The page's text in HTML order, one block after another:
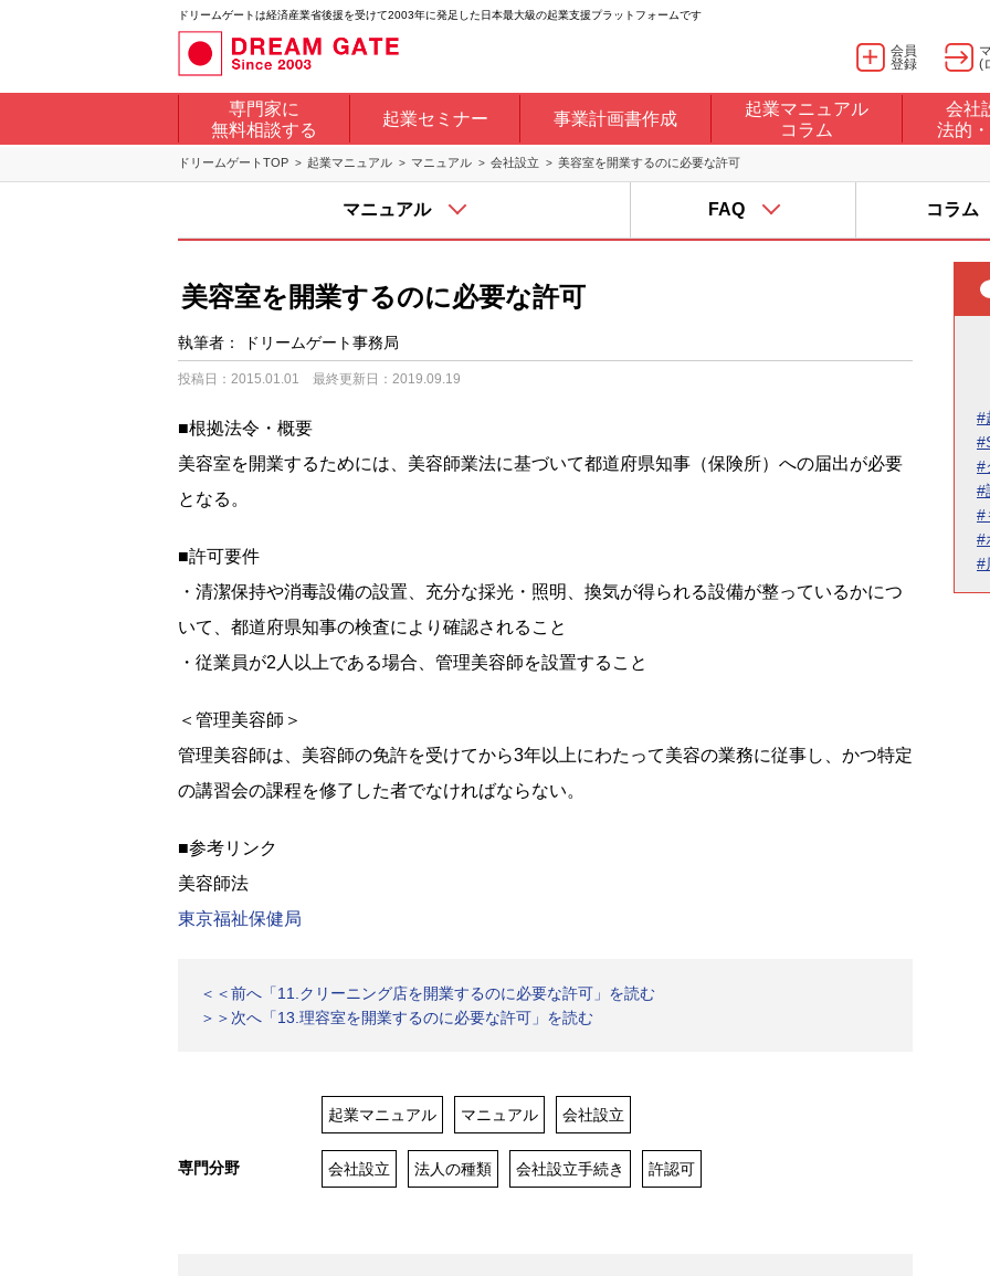
ドリームゲートは経済産業省後援を受けて2003年に発足した日本最大級の起業支援プラットフォームです
会員
登録
(
専門家に
無料相談する
起業セミナー 事業計画書作成
起業マニュアル
コラム
会社
法的
ドリームゲートTOP 起業マニュアル マニュアル 会社設立 美容室を開業するのに必要な許可
マニュアル FAQ コラム
美容室を開業するのに必要な許可
執筆者： ドリームゲート事務局
投稿日：2015.01.01 最終更新日：2019.09.19
■根拠法令・概要
美容室を開業するためには、美容師業法に基づいて都道府県知事（保険所）への届出が必要
となる。
■許可要件
・清潔保持や消毒設備の設置、充分な採光・照明、換気が得られる設備が整っているかにつ
いて、都道府県知事の検査により確認されること
・従業員が2人以上である場合、管理美容師を設置すること
＜管理美容師＞
管理美容師は、美容師の免許を受けてから3年以上にわたって美容の業務に従事し、かつ特定
の講習会の課程を修了した者でなければならない。
■参考リンク
美容師法
東京福祉保健局
＜＜前へ「11.クリーニング店を開業するのに必要な許可」を読む
＞＞次へ「13.理容室を開業するのに必要な許可」を読む
起業マニュアル マニュアル 会社設立
専門分野 会社設立 法人の種類 会社設立手続き 許認可
#
#
#
#
#
#